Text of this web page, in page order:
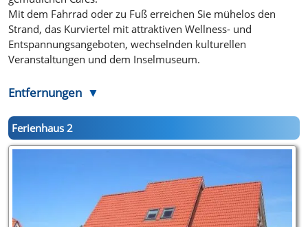
Mit dem Fahrrad oder zu Fuß erreichen Sie mühelos den
Strand, das Kurviertel mit attraktiven Wellness- und
Entspannungsangeboten, wechselnden kulturellen
Veranstaltungen und dem Inselmuseum.
Entfernungen
Ferienhaus 2